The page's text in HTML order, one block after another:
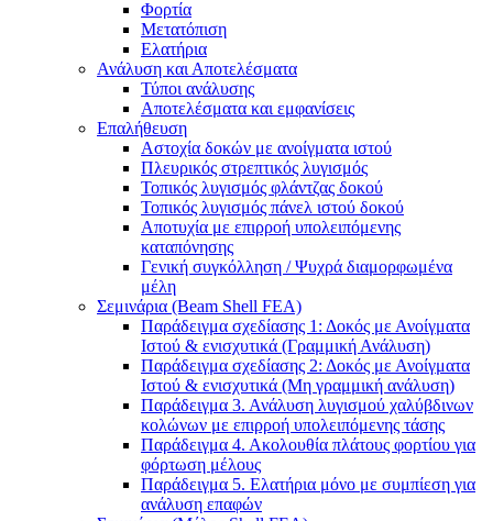
Φορτία
Μετατόπιση
Ελατήρια
Ανάλυση και Αποτελέσματα
Τύποι ανάλυσης
Αποτελέσματα και εμφανίσεις
Επαλήθευση
Αστοχία δοκών με ανοίγματα ιστού
Πλευρικός στρεπτικός λυγισμός
Τοπικός λυγισμός φλάντζας δοκού
Τοπικός λυγισμός πάνελ ιστού δοκού
Αποτυχία με επιρροή υπολειπόμενης
καταπόνησης
Γενική συγκόλληση / Ψυχρά διαμορφωμένα
μέλη
Σεμινάρια (Beam Shell FEA)
Παράδειγμα σχεδίασης 1: Δοκός με Ανοίγματα
Ιστού & ενισχυτικά (Γραμμική Ανάλυση)
Παράδειγμα σχεδίασης 2: Δοκός με Ανοίγματα
Ιστού & ενισχυτικά (Μη γραμμική ανάλυση)
Παράδειγμα 3. Ανάλυση λυγισμού χαλύβδινων
κολώνων με επιρροή υπολειπόμενης τάσης
Παράδειγμα 4. Ακολουθία πλάτους φορτίου για
φόρτωση μέλους
Παράδειγμα 5. Ελατήρια μόνο με συμπίεση για
ανάλυση επαφών